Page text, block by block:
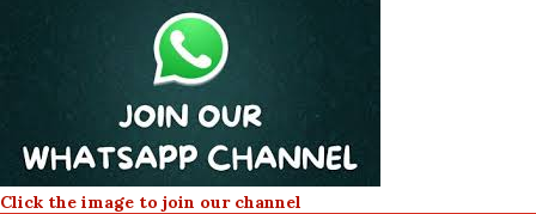
Click the image to join our channel